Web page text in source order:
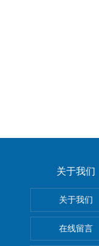
关于我们
关于我们
在线留言